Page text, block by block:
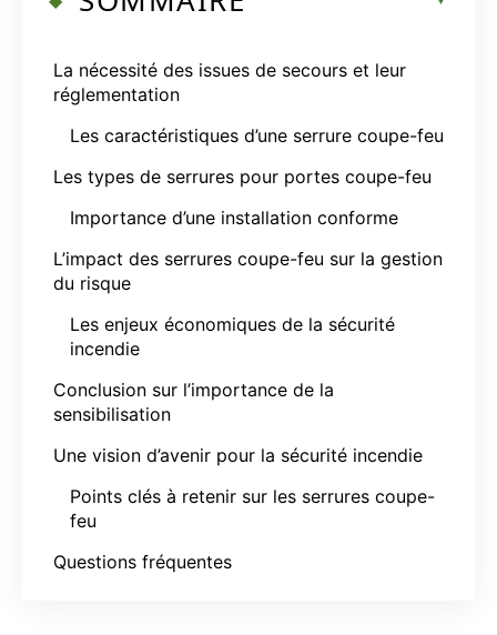
La nécessité des issues de secours et leur
réglementation
Les caractéristiques d’une serrure coupe-feu
Les types de serrures pour portes coupe-feu
Importance d’une installation conforme
L’impact des serrures coupe-feu sur la gestion
du risque
Les enjeux économiques de la sécurité
incendie
Conclusion sur l’importance de la
sensibilisation
Une vision d’avenir pour la sécurité incendie
Points clés à retenir sur les serrures coupe-
feu
Questions fréquentes